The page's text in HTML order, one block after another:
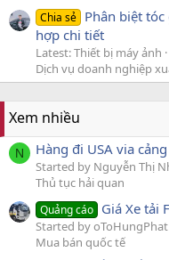
Chia sẻ Phân biệt
hợp chi tiết
Latest: Thiết bị máy ảnh
Dịch vụ doanh nghiệp
Xem nhiều
N Hàng đi USA via
Started by Nguyễn Thị
Thủ tục hải quan
Quảng cáo Giá Xe tải
Started by oToHungPhat
Mua bán quốc tế